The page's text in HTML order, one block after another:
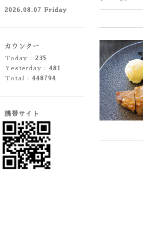
2026.08.07 Friday
カウンター
Today : 235
Yesterday : 481
Total : 448794
携帯サイト